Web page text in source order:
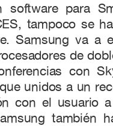
software para
tampoco se
Samsung va a
de
con
unidos a un
con el usuario
también